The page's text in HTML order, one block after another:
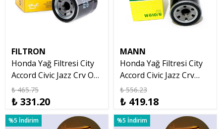
FILTRON
Honda Yağ Filtresi City
Accord Civic Jazz Crv OP
575
₺ 465.75
₺ 331.20
MANN
Honda Yağ Filtresi City
Accord Civic Jazz Crv
Mann W610/6
₺ 556.23
₺ 419.18
%5 İndirim %5 İndirim